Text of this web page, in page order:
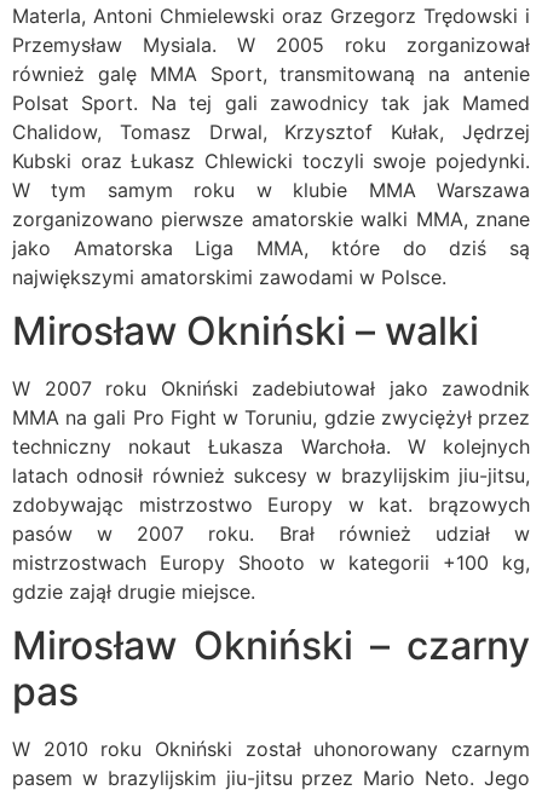
Materla, Antoni Chmielewski oraz Grzegorz Trędowski i
Przemysław Mysiala. W 2005 roku zorganizował
również galę MMA Sport, transmitowaną na antenie
Polsat Sport. Na tej gali zawodnicy tak jak Mamed
Chalidow, Tomasz Drwal, Krzysztof Kułak, Jędrzej
Kubski oraz Łukasz Chlewicki toczyli swoje pojedynki.
W tym samym roku w klubie MMA Warszawa
zorganizowano pierwsze amatorskie walki MMA, znane
jako Amatorska Liga MMA, które do dziś są
największymi amatorskimi zawodami w Polsce.
Mirosław Okniński – walki
W 2007 roku Okniński zadebiutował jako zawodnik
MMA na gali Pro Fight w Toruniu, gdzie zwyciężył przez
techniczny nokaut Łukasza Warchoła. W kolejnych
latach odnosił również sukcesy w brazylijskim jiu-jitsu,
zdobywając mistrzostwo Europy w kat. brązowych
pasów w 2007 roku. Brał również udział w
mistrzostwach Europy Shooto w kategorii +100 kg,
gdzie zajął drugie miejsce.
Mirosław Okniński – czarny
pas
W 2010 roku Okniński został uhonorowany czarnym
pasem w brazylijskim jiu-jitsu przez Mario Neto. Jego